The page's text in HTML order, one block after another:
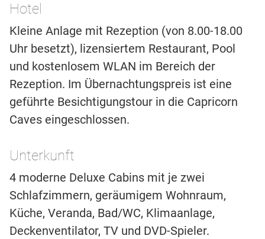
Hotel
Kleine Anlage mit Rezeption (von 8.00-18.00
Uhr besetzt), lizensiertem Restaurant, Pool
und kostenlosem WLAN im Bereich der
Rezeption. Im Übernachtungspreis ist eine
geführte Besichtigungstour in die Capricorn
Caves eingeschlossen.
Unterkunft
4 moderne Deluxe Cabins mit je zwei
Schlafzimmern, geräumigem Wohnraum,
Küche, Veranda, Bad/WC, Klimaanlage,
Deckenventilator, TV und DVD-Spieler.